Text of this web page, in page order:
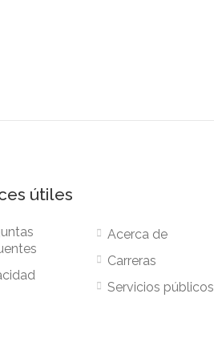
útiles
Acerca de
Carreras
Servicios públicos